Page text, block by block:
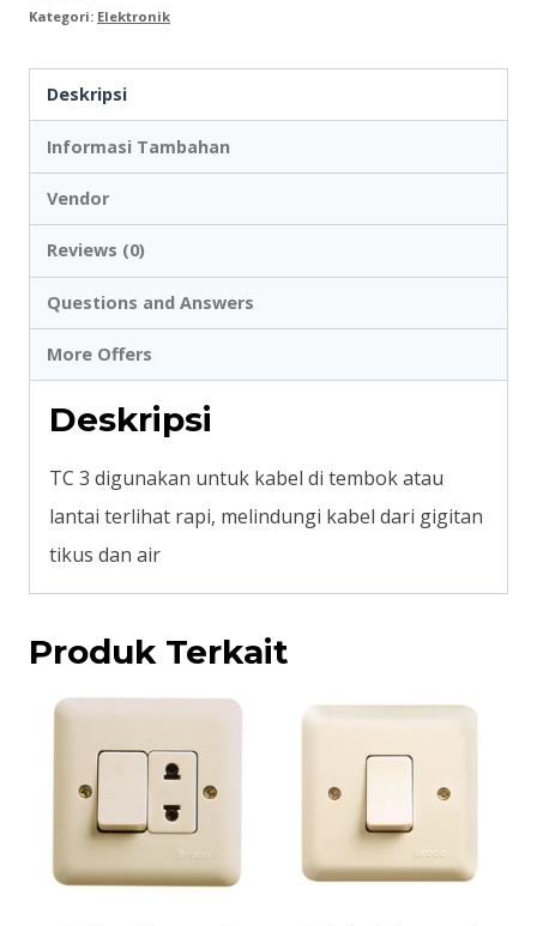
Kategori: Elektronik
Deskripsi
Informasi Tambahan
Vendor
Reviews (0)
Questions and Answers
More Offers
Deskripsi
TC 3 digunakan untuk kabel di tembok atau
lantai terlihat rapi, melindungi kabel dari gigitan
tikus dan air
Produk Terkait